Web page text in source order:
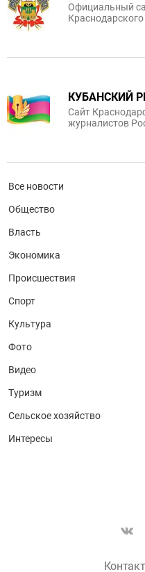
Официальный
КУБАНСКИЙ
Сайт
журналистов
Все новости
Общество
Власть
Экономика
Происшествия
Спорт
Культура
Фото
Видео
Туризм
Сельское хозяйство
Интересы